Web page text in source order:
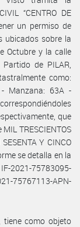
“CENTRO DE
un permiso de
ubicados sobre la
Octubre y la calle
de PILAR,
como:
Manzana: 63A -
que
TRESCIENTOS
Y CINCO
se detalla en la
2021-75783095-
75767113-APN-
tiene como objeto